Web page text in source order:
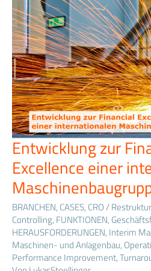
Entwicklung zur
Excellence einer
BRANCHEN, CASES, CRO /
Controlling, FUNKTIONEN,
HERAUSFORDERUNGEN, Interim
Maschinen- und Anlagenbau,
Performance Improvement,
Entwicklung
zur
Financial
Excellence
einer
internationalen
Maschinenbaugruppe